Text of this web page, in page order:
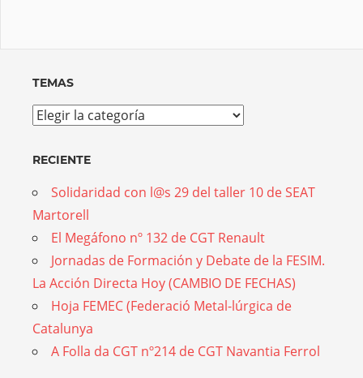
TEMAS
Temas
RECIENTE
Solidaridad con l@s 29 del taller 10 de SEAT
Martorell
El Megáfono nº 132 de CGT Renault
Jornadas de Formación y Debate de la FESIM.
La Acción Directa Hoy (CAMBIO DE FECHAS)
Hoja FEMEC (Federació Metal-lúrgica de
Catalunya
A Folla da CGT nº214 de CGT Navantia Ferrol